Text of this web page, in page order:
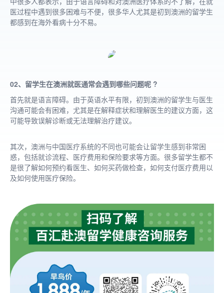
医过程中遇到很多困难与不便，很多华人尤其是初到澳洲的留学生
都感到在海外看病十分不易。
02、留学生在澳洲就医通常会遇到哪些问题呢 ?
首先就是语言障碍。由于英语水平有限，初到澳洲的留学生与医生
沟通可能会有困难，尤其是在解释症状和理解医生的建议方面，这
可能导致误解诊断或无法理解治疗建议。
其次，澳洲与中国医疗系统的不同也可能会让留学生感到非常困
惑，包括就诊流程、医疗费用和保险要求等方面。很多留学生都不
是很了解如何预约看医生、如何买药做检查，如何支付医疗费用以
及如何使用医疗保险。